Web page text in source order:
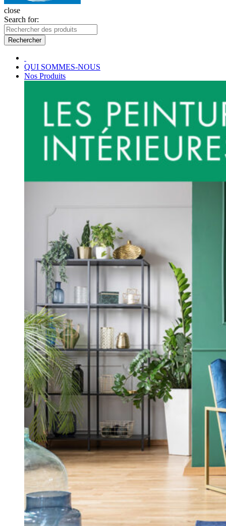
close
Search for:
Rechercher
QUI SOMMES-NOUS
Nos Produits